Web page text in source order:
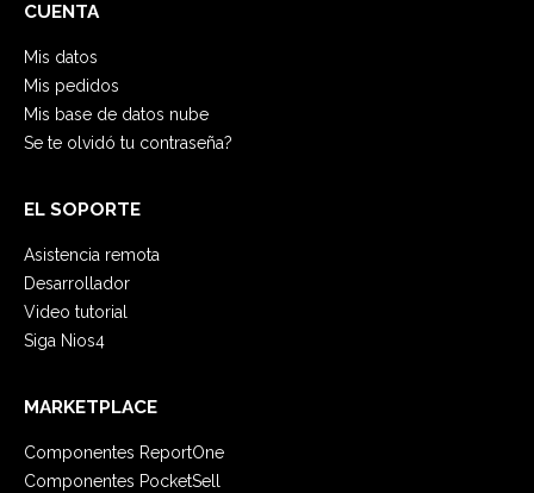
CUENTA
Mis datos
Mis pedidos
Mis base de datos nube
Se te olvidó tu contraseña?
EL SOPORTE
Asistencia remota
Desarrollador
Video tutorial
Siga Nios4
MARKETPLACE
Componentes ReportOne
Componentes PocketSell